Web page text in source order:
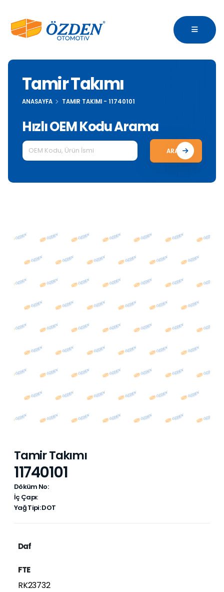
Tamir Takımı
ANASAYFA TAMIR TAKIMI - 11740101
Hızlı OEM Kodu Arama
ARA
Tamir Takımı
11740101
Döküm No:
İç Çapı:
Yağ Tipi: DOT
Daf
FTE
RK23732